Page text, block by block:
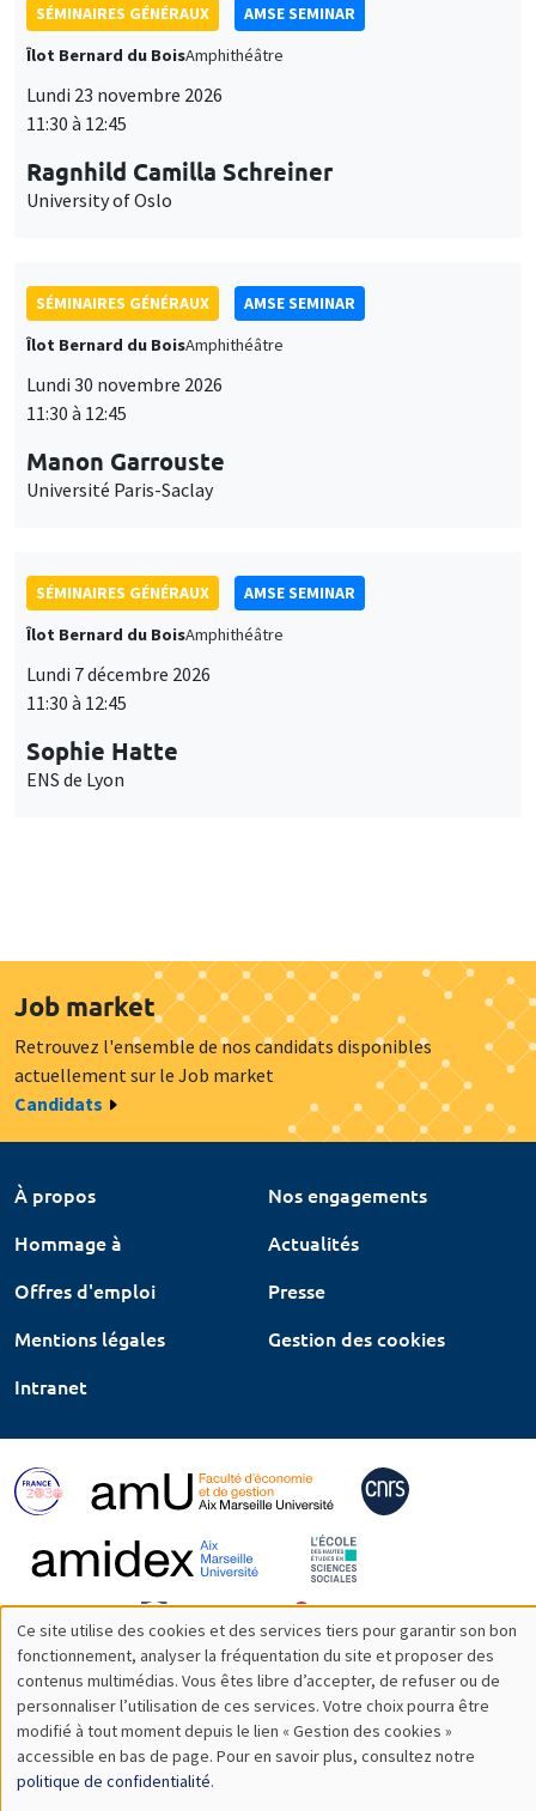
SÉMINAIRES GÉNÉRAUX
AMSE SEMINAR
Îlot Bernard du BoisAmphithéâtre
Lundi 23 novembre 2026
11:30 à 12:45
Ragnhild Camilla Schreiner
University of Oslo
SÉMINAIRES GÉNÉRAUX
AMSE SEMINAR
Îlot Bernard du BoisAmphithéâtre
Lundi 30 novembre 2026
11:30 à 12:45
Manon Garrouste
Université Paris-Saclay
SÉMINAIRES GÉNÉRAUX
AMSE SEMINAR
Îlot Bernard du BoisAmphithéâtre
Lundi 7 décembre 2026
11:30 à 12:45
Sophie Hatte
ENS de Lyon
Job market
Retrouvez l'ensemble de nos candidats disponibles
actuellement sur le Job market
Candidats
À propos
Nos engagements
Hommage à
Actualités
Offres d'emploi
Presse
Mentions légales
Gestion des cookies
Intranet
Utilisation
des
données
personnelles
Ce site utilise des cookies et des services tiers pour garantir son bon
fonctionnement, analyser la fréquentation du site et proposer des
contenus multimédias. Vous êtes libre d’accepter, de refuser ou de
personnaliser l’utilisation de ces services. Votre choix pourra être
modifié à tout moment depuis le lien « Gestion des cookies »
accessible en bas de page. Pour en savoir plus, consultez notre
politique de confidentialité.